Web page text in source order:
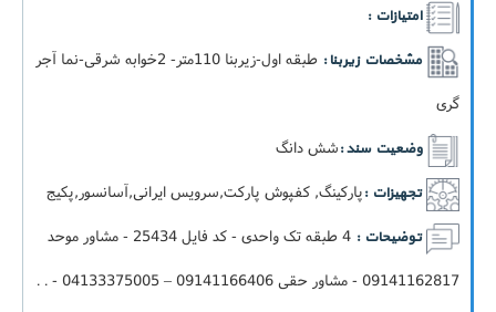
امتیازات :
مشخصات زیربنا :
طبقه اول-زيربنا 110متر- 2خوابه شرقی-نما آجر
گری
وضعیت سند :شش دانگ
تجهیزات :پارکینگ, کفپوش پارکت,سرویس ایرانی,آسانسور,پکيج
توضیحات :
4 طبقه تک واحدی - کد فایل 25434 - مشاور موحد
09141162817 - مشاور حقی 09141166406 – 04133375005 - . .